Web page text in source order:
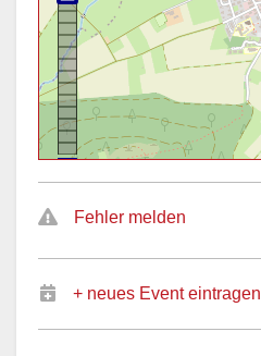
Fehler melden
+ neues Event eintragen